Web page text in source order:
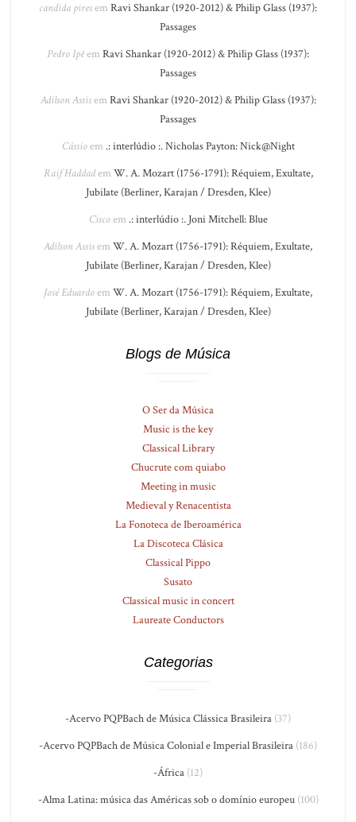
candida piresem Ravi Shankar (1920-2012) & Philip Glass (1937):
Passages
Pedro Ipêem Ravi Shankar (1920-2012) & Philip Glass (1937):
Passages
Adilson Assisem Ravi Shankar (1920-2012) & Philip Glass (1937):
Passages
Cássioem .: interlúdio :. Nicholas Payton: Nick@Night
Raif Haddadem W. A. Mozart (1756-1791): Réquiem, Exultate,
Jubilate (Berliner, Karajan / Dresden, Klee)
Ciscoem .: interlúdio :. Joni Mitchell: Blue
Adilson Assisem W. A. Mozart (1756-1791): Réquiem, Exultate,
Jubilate (Berliner, Karajan / Dresden, Klee)
José Eduardoem W. A. Mozart (1756-1791): Réquiem, Exultate,
Jubilate (Berliner, Karajan / Dresden, Klee)
Blogs de Música
O Ser da Música
Music is the key
Classical Library
Chucrute com quiabo
Meeting in music
Medieval y Renacentista
La Fonoteca de Iberoamérica
La Discoteca Clásica
Classical Pippo
Susato
Classical music in concert
Laureate Conductors
Categorias
-Acervo PQPBach de Música Clássica Brasileira (37)
-Acervo PQPBach de Música Colonial e Imperial Brasileira (186)
-África (12)
-Alma Latina: música das Américas sob o domínio europeu(100)